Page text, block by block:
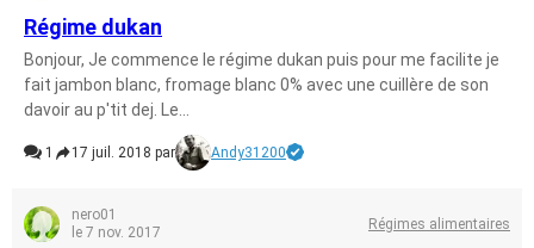
Régime dukan
Bonjour, Je commence le régime dukan puis pour me facilite je
fait jambon blanc, fromage blanc 0% avec une cuillère de son
davoir au p'tit dej. Le...
1 17 juil. 2018 par Andy31200
nero01
le 7 nov. 2017
Régimes alimentaires